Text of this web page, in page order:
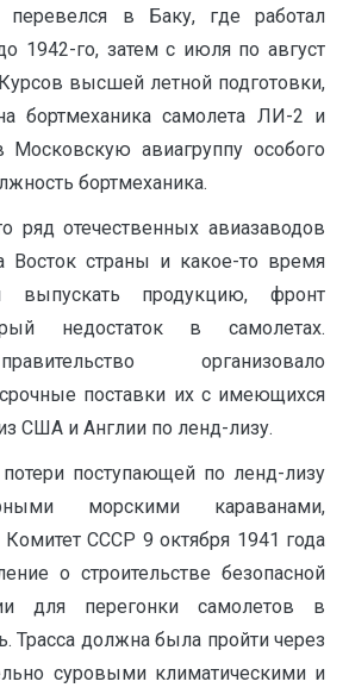
перевелся в Баку, где работал
1942-го, затем с июля по август
высшей летной подготовки,
бортмеханика самолета ЛИ-2 и
авиагруппу особого
бортмеханика.
ряд отечественных авиазаводов
Восток страны и какое-то время
продукцию, фронт
недостаток в самолетах.
организовало
поставки их с имеющихся
США и Англии по ленд-лизу.
поступающей по ленд-лизу
морскими караванами,
СССР 9 октября 1941 года
о строительстве безопасной
для перегонки самолетов в
Трасса должна была пройти через
суровыми климатическими и